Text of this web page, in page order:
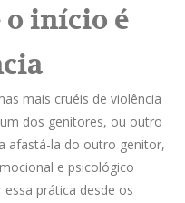
o início é
mais cruéis de violência
dos genitores, ou outro
afastá-la do outro genitor,
e psicológico
prática desde os